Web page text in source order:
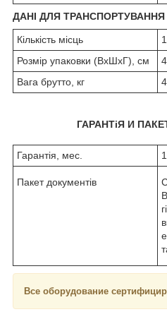
ДАНІ ДЛЯ ТРАНСПОРТУВАННЯ
Кількість місць
1
Розмір упаковки (ВхШхГ), см
Вага брутто, кг
ГАРАНТіЯ И
Гарантія, мес.
Пакет документів
Все оборудование